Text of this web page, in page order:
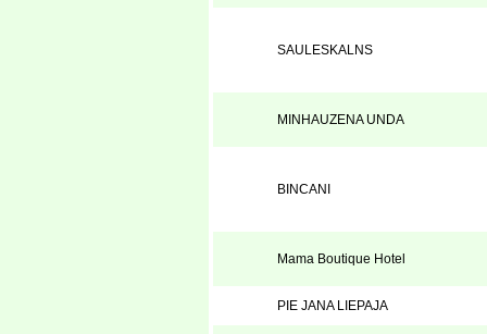
SAULESKALNS
MINHAUZENA UNDA
BINCANI
Mama Boutique Hotel
PIE JANA LIEPAJA